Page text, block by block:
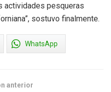
actividades pesqueras
sostuvo finalmente.
WhatsApp
anterior